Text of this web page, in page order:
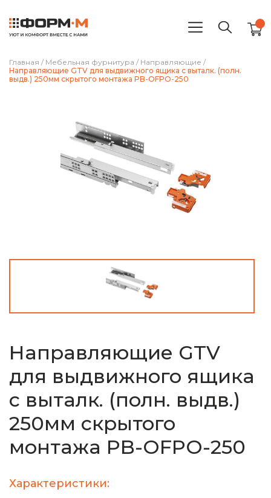
Главная / Мебельная фурнитура / Направляющие /
Направляющие GTV для выдвижного ящика с выталк. (полн.
выдв.) 250мм скрытого монтажа PB-OFPO-250
Направляющие GTV
для выдвижного ящика
с выталк. (полн. выдв.)
250мм скрытого
монтажа PB-OFPO-250
Характеристики: